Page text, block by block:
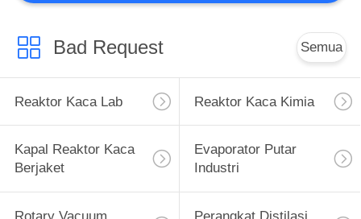
Bad Request Semua
Reaktor Kaca Lab Reaktor Kaca Kimia
Kapal Reaktor Kaca
Berjaket
Evaporator Putar
Industri